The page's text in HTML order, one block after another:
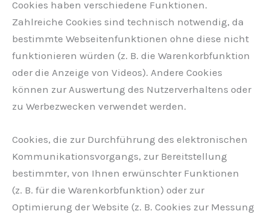
Cookies haben verschiedene Funktionen.
Zahlreiche Cookies sind technisch notwendig, da
bestimmte Webseitenfunktionen ohne diese nicht
funktionieren würden (z. B. die Warenkorbfunktion
oder die Anzeige von Videos). Andere Cookies
können zur Auswertung des Nutzerverhaltens oder
zu Werbezwecken verwendet werden.
Cookies, die zur Durchführung des elektronischen
Kommunikationsvorgangs, zur Bereitstellung
bestimmter, von Ihnen erwünschter Funktionen
(z. B. für die Warenkorbfunktion) oder zur
Optimierung der Website (z. B. Cookies zur Messung